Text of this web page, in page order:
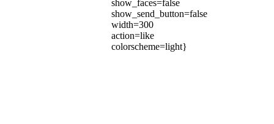
show_faces=false
show_send_button=false
width=300
action=like
colorscheme=light}